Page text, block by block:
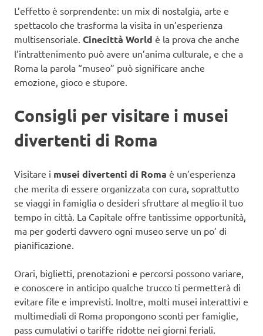
L’effetto è sorprendente: un mix di nostalgia, arte e
spettacolo che trasforma la visita in un’esperienza
multisensoriale. Cinecittà World è la prova che anche
l’intrattenimento può avere un’anima culturale, e che a
Roma la parola “museo” può significare anche
emozione, gioco e stupore.
Consigli per visitare i musei
divertenti di Roma
Visitare i musei divertenti di Roma è un’esperienza
che merita di essere organizzata con cura, soprattutto
se viaggi in famiglia o desideri sfruttare al meglio il tuo
tempo in città. La Capitale offre tantissime opportunità,
ma per goderti davvero ogni museo serve un po’ di
pianificazione.
Orari, biglietti, prenotazioni e percorsi possono variare,
e conoscere in anticipo qualche trucco ti permetterà di
evitare file e imprevisti. Inoltre, molti musei interattivi e
multimediali di Roma propongono sconti per famiglie,
pass cumulativi o tariffe ridotte nei giorni feriali.